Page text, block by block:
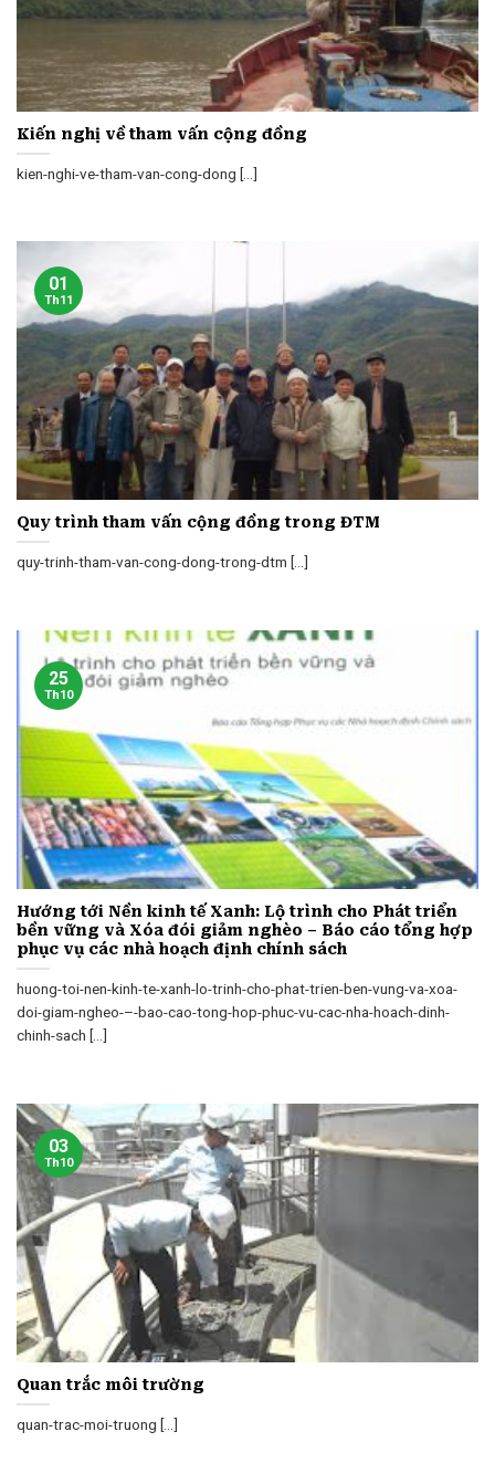
Kiến nghị về tham vấn cộng đồng
kien-nghi-ve-tham-van-cong-dong [...]
Quy trình tham vấn cộng đồng trong ĐTM
quy-trinh-tham-van-cong-dong-trong-dtm [...]
01
Th11
Hướng tới Nền kinh tế Xanh: Lộ trình cho Phát triển
bền vững và Xóa đói giảm nghèo – Báo cáo tổng hợp
phục vụ các nhà hoạch định chính sách
huong-toi-nen-kinh-te-xanh-lo-trinh-cho-phat-trien-ben-vung-va-xoa-
doi-giam-ngheo-–-bao-cao-tong-hop-phuc-vu-cac-nha-hoach-dinh-
chinh-sach [...]
25
Th10
Quan trắc môi trường
quan-trac-moi-truong [...]
03
Th10